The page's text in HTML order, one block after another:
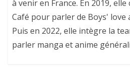
à venir en France. En 2019,
Café pour parler de Boys' love
Puis en 2022, elle intègre la
parler manga et anime